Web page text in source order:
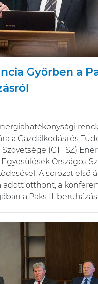
Győrben a
a Gazdálkodási és
Szövetsége (GTTSZ)
Országos
A sorozat első
adott otthont, a
a Paks II. beruházás